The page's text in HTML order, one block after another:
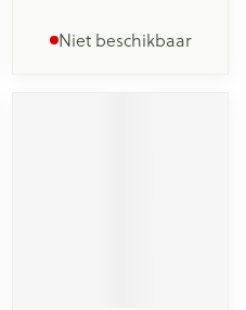
Niet beschikbaar